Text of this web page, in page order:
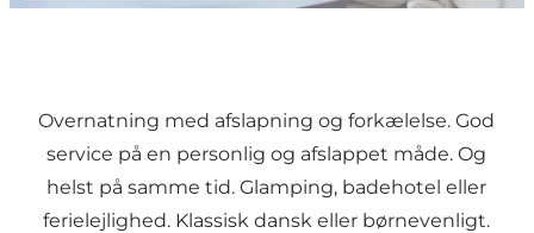
Overnatning med afslapning og forkælelse. God
service på en personlig og afslappet måde. Og
helst på samme tid. Glamping, badehotel eller
ferielejlighed. Klassisk dansk eller børnevenligt.